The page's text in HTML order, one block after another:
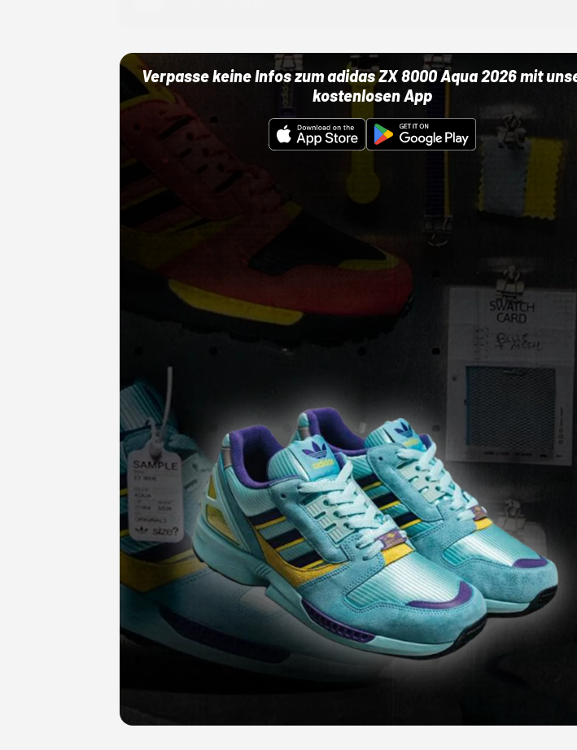
Verpasse keine Infos zum adidas ZX 8000 Aqua 2026 mit
kostenlosen App